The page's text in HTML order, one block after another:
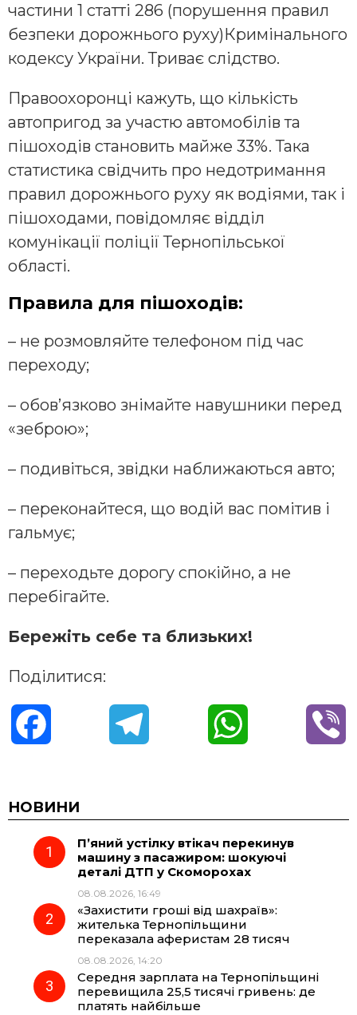
частини 1 статті 286 (порушення правил
безпеки дорожнього руху)Кримінального
кодексу України. Триває слідство.
Правоохоронці кажуть, що кількість
автопригод за участю автомобілів та
пішоходів становить майже 33%. Така
статистика свідчить про недотримання
правил дорожнього руху як водіями, так і
пішоходами, повідомляє відділ
комунікації поліції Тернопільської
області.
Правила для пішоходів:
– не розмовляйте телефоном під час
переходу;
– обов’язково знімайте навушники перед
«зеброю»;
– подивіться, звідки наближаються авто;
– переконайтеся, що водій вас помітив і
гальмує;
– переходьте дорогу спокійно, а не
перебігайте.
Бережіть себе та близьких!
Поділитися:
c
e
o
k
e
g
r
a
m
t
НОВИНИ
П’яний устілку втікач перекинув
машину з пасажиром: шокуючі
деталі ДТП у Скоморохах
08.08.2026, 16:49
«Захистити гроші від шахраїв»:
жителька Тернопільщини
переказала аферистам 28 тисяч
08.08.2026, 14:20
Середня зарплата на Тернопільщині
перевищила 25,5 тисячі гривень: де
платять найбільше